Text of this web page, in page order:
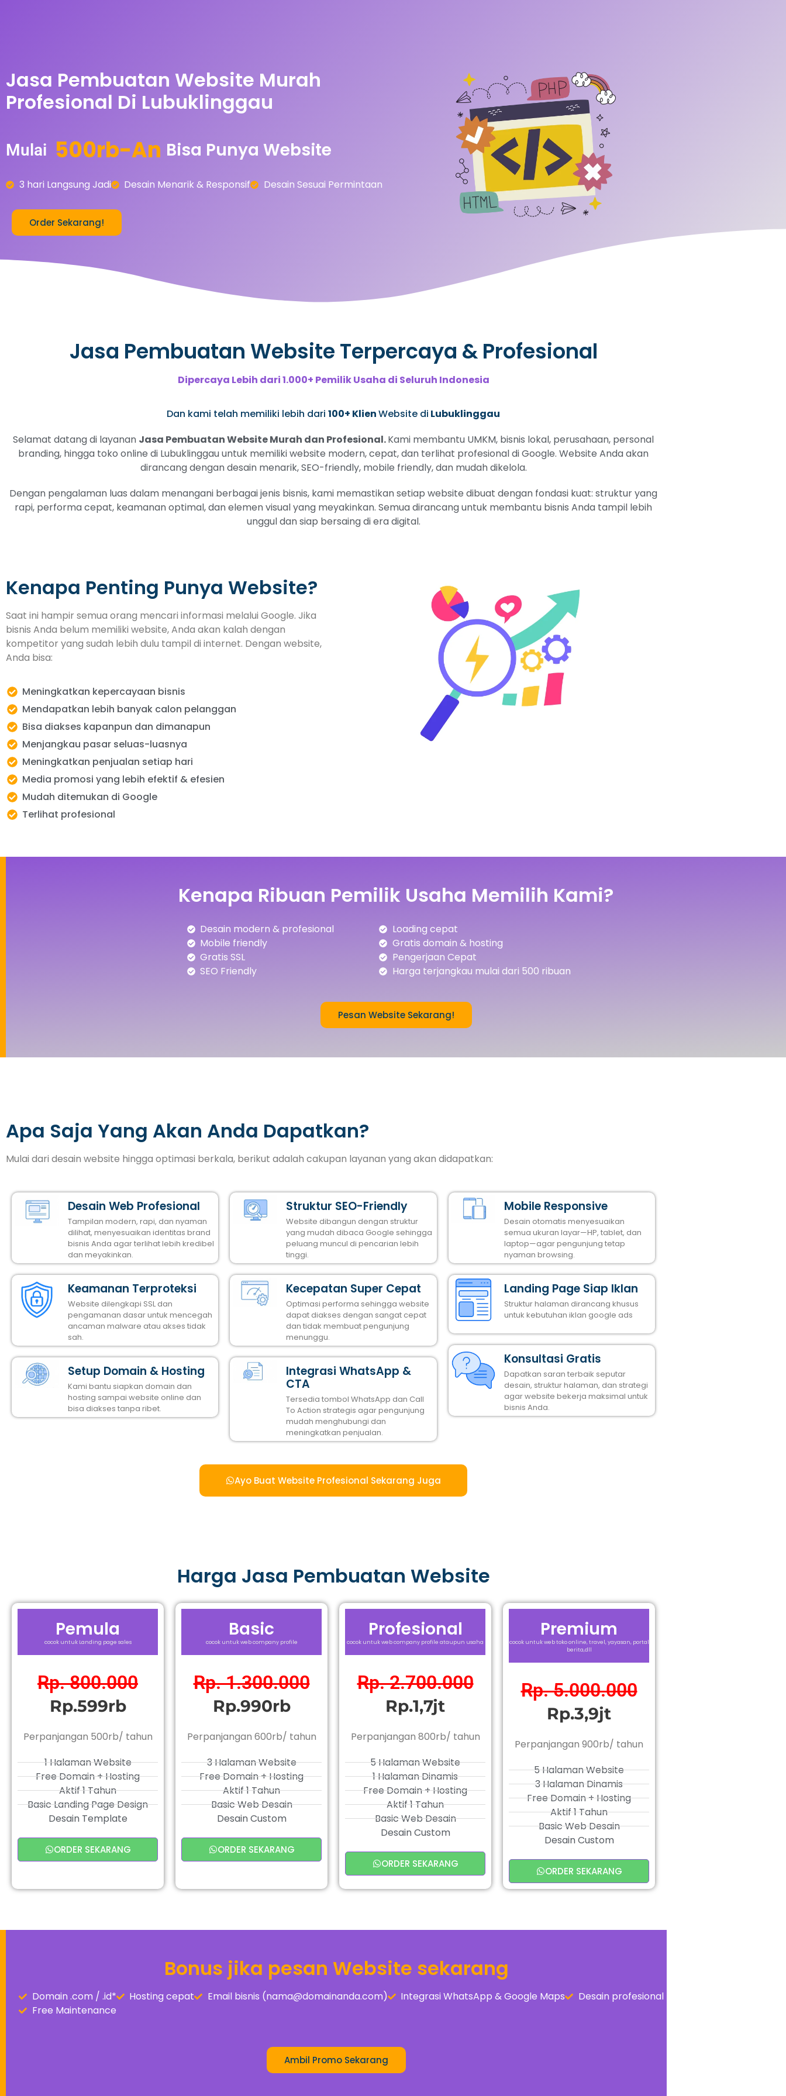
Jasa Pembuatan Website Murah
Profesional Di Lubuklinggau
Mulai 500rb-An Bisa Punya Website
3 hari Langsung Jadi Desain Menarik & Responsif Desain Sesuai Permintaan
Order Sekarang!
Jasa Pembuatan Website Terpercaya & Profesional
Dipercaya Lebih dari 1.000+ Pemilik Usaha di Seluruh Indonesia
Dan kami telah memiliki lebih dari 100+ KlienWebsite di Lubuklinggau
Selamat datang di layanan Jasa Pembuatan Website Murah dan Profesional.Kami membantu UMKM, bisnis lokal, perusahaan, personal
branding, hingga toko online di Lubuklinggau untuk memiliki website modern, cepat, dan terlihat profesional di Google. Website Anda akan
dirancang dengan desain menarik, SEO-friendly, mobile friendly, dan mudah dikelola.
Dengan pengalaman luas dalam menangani berbagai jenis bisnis, kami memastikan setiap website dibuat dengan fondasi kuat: struktur yang
rapi, performa cepat, keamanan optimal, dan elemen visual yang meyakinkan. Semua dirancang untuk membantu bisnis Anda tampil lebih
unggul dan siap bersaing di era digital.
Kenapa Penting Punya Website?
Saat ini hampir semua orang mencari informasi melalui Google. Jika
bisnis Anda belum memiliki website, Anda akan kalah dengan
kompetitor yang sudah lebih dulu tampil di internet. Dengan website,
Anda bisa:
Meningkatkan kepercayaan bisnis
Mendapatkan lebih banyak calon pelanggan
Bisa diakses kapanpun dan dimanapun
Menjangkau pasar seluas-luasnya
Meningkatkan penjualan setiap hari
Media promosi yang lebih efektif & efesien
Mudah ditemukan di Google
Terlihat profesional
Kenapa Ribuan Pemilik Usaha Memilih Kami?
Desain modern & profesional
Mobile friendly
Gratis SSL
SEO Friendly
Loading cepat
Gratis domain & hosting
Pengerjaan Cepat
Harga terjangkau mulai dari 500 ribuan
Pesan Website Sekarang!
Apa Saja Yang Akan Anda Dapatkan?
Mulai dari desain website hingga optimasi berkala, berikut adalah cakupan layanan yang akan didapatkan:
Desain Web Profesional
Tampilan modern, rapi, dan nyaman
dilihat, menyesuaikan identitas brand
bisnis Anda agar terlihat lebih kredibel
dan meyakinkan.
Keamanan Terproteksi
Website dilengkapi SSL dan
pengamanan dasar untuk mencegah
ancaman malware atau akses tidak
sah.
Setup Domain & Hosting
Kami bantu siapkan domain dan
hosting sampai website online dan
bisa diakses tanpa ribet.
Struktur SEO-Friendly
Website dibangun dengan struktur
yang mudah dibaca Google sehingga
peluang muncul di pencarian lebih
tinggi.
Kecepatan Super Cepat
Optimasi performa sehingga website
dapat diakses dengan sangat cepat
dan tidak membuat pengunjung
menunggu.
Integrasi WhatsApp &
CTA
Tersedia tombol WhatsApp dan Call
To Action strategis agar pengunjung
mudah menghubungi dan
meningkatkan penjualan.
Mobile Responsive
Desain otomatis menyesuaikan
semua ukuran layar—HP, tablet, dan
laptop—agar pengunjung tetap
nyaman browsing.
Landing Page Siap Iklan
Struktur halaman dirancang khusus
untuk kebutuhan iklan google ads
Konsultasi Gratis
Dapatkan saran terbaik seputar
desain, struktur halaman, dan strategi
agar website bekerja maksimal untuk
bisnis Anda.
Ayo Buat Website Profesional Sekarang Juga
Harga Jasa Pembuatan Website
Pemula
cocok untuk Landing page sales
Rp. 800.000
Rp.599rb
Perpanjangan 500rb/ tahun
1 Halaman Website
Free Domain + Hosting
Aktif 1 Tahun
Basic Landing Page Design
Desain Template
ORDER SEKARANG
Basic
cocok untuk web company profile
Rp. 1.300.000
Rp.990rb
Perpanjangan 600rb/ tahun
3 Halaman Website
Free Domain + Hosting
Aktif 1 Tahun
Basic Web Desain
Desain Custom
ORDER SEKARANG
Profesional
cocok untuk web company profile ataupun usaha
Rp. 2.700.000
Rp.1,7jt
Perpanjangan 800rb/ tahun
5 Halaman Website
1 Halaman Dinamis
Free Domain + Hosting
Aktif 1 Tahun
Basic Web Desain
Desain Custom
ORDER SEKARANG
Premium
cocok untuk web toko online, travel, yayasan, portal
berita,dll
Rp. 5.000.000
Rp.3,9jt
Perpanjangan 900rb/ tahun
5 Halaman Website
3 Halaman Dinamis
Free Domain + Hosting
Aktif 1 Tahun
Basic Web Desain
Desain Custom
ORDER SEKARANG
Bonus jika pesan Website sekarang
Domain .com / .id* Hosting cepat Email bisnis (nama@domainanda.com) Integrasi WhatsApp & Google Maps
Desain profesional
Free Maintenance
Ambil Promo Sekarang